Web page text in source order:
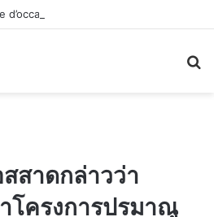
en plein essor
สาดกล่าวว่า
โครงการปรมาณู